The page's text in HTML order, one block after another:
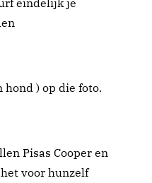
eindelijk je
hond ) op die foto.
Pisas Cooper en
voor hunzelf